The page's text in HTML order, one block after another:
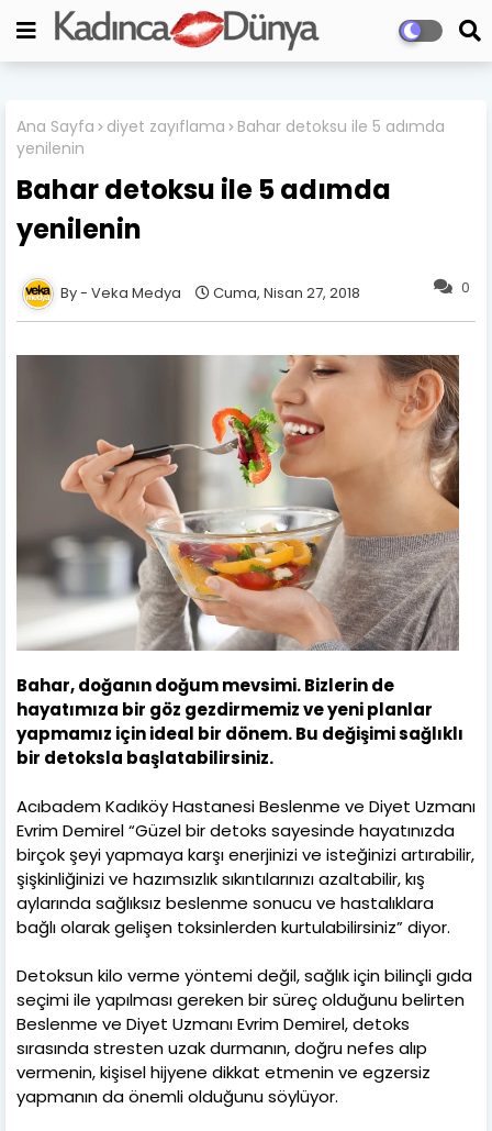
Ana Sayfa diyet zayıflama
Bahar detoksu ile 5 adımda
yenilenin
Bahar detoksu ile 5 adımda
yenilenin
0
Veka Medya Cuma, Nisan 27, 2018
Bahar, doğanın doğum mevsimi. Bizlerin de
hayatımıza bir göz gezdirmemiz ve yeni planlar
yapmamız için ideal bir dönem. Bu değişimi sağlıklı
bir detoksla başlatabilirsiniz.
Acıbadem Kadıköy Hastanesi Beslenme ve Diyet Uzmanı
Evrim Demirel “Güzel bir detoks sayesinde hayatınızda
birçok şeyi yapmaya karşı enerjinizi ve isteğinizi artırabilir,
şişkinliğinizi ve hazımsızlık sıkıntılarınızı azaltabilir, kış
aylarında sağlıksız beslenme sonucu ve hastalıklara
bağlı olarak gelişen toksinlerden kurtulabilirsiniz” diyor.
Detoksun kilo verme yöntemi değil, sağlık için bilinçli gıda
seçimi ile yapılması gereken bir süreç olduğunu belirten
Beslenme ve Diyet Uzmanı Evrim Demirel, detoks
sırasında stresten uzak durmanın, doğru nefes alıp
vermenin, kişisel hijyene dikkat etmenin ve egzersiz
yapmanın da önemli olduğunu söylüyor.